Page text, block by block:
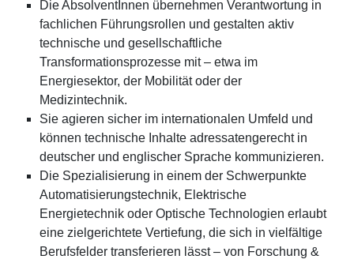
Die AbsolventInnen übernehmen Verantwortung in
fachlichen Führungsrollen und gestalten aktiv
technische und gesellschaftliche
Transformationsprozesse mit – etwa im
Energiesektor, der Mobilität oder der
Medizintechnik.
Sie agieren sicher im internationalen Umfeld und
können technische Inhalte adressatengerecht in
deutscher und englischer Sprache kommunizieren.
Die Spezialisierung in einem der Schwerpunkte
Automatisierungstechnik, Elektrische
Energietechnik oder Optische Technologien erlaubt
eine zielgerichtete Vertiefung, die sich in vielfältige
Berufsfelder transferieren lässt – von Forschung &